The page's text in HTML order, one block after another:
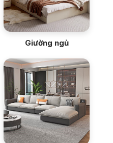
Giường ngủ